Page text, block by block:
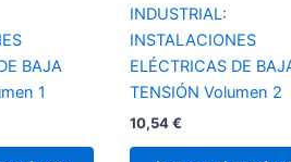
BAJA
1
INDUSTRIAL:
INSTALACIONES
ELÉCTRICAS DE
TENSIÓN Volumen 2
10,54€